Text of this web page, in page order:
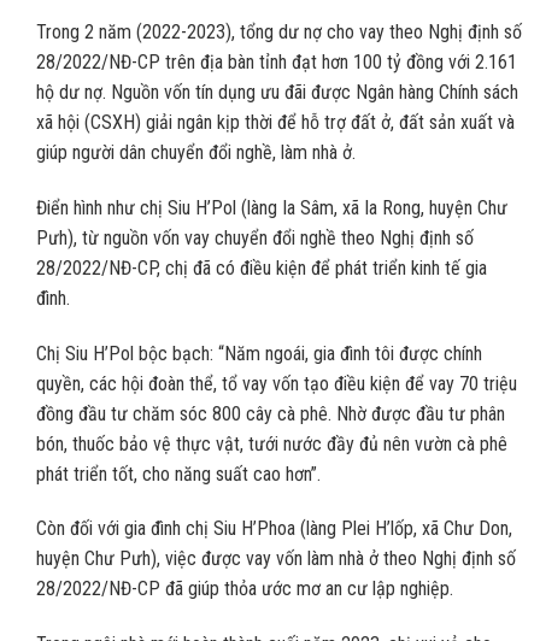
Trong 2 năm (2022-2023), tổng dư nợ cho vay theo Nghị định số
28/2022/NĐ-CP trên địa bàn tỉnh đạt hơn 100 tỷ đồng với 2.161
hộ dư nợ. Nguồn vốn tín dụng ưu đãi được Ngân hàng Chính sách
xã hội (CSXH) giải ngân kịp thời để hỗ trợ đất ở, đất sản xuất và
giúp người dân chuyển đổi nghề, làm nhà ở.
Điển hình như chị Siu H’Pol (làng Ia Sâm, xã Ia Rong, huyện Chư
Pưh), từ nguồn vốn vay chuyển đổi nghề theo Nghị định số
28/2022/NĐ-CP, chị đã có điều kiện để phát triển kinh tế gia
đình.
Chị Siu H’Pol bộc bạch: “Năm ngoái, gia đình tôi được chính
quyền, các hội đoàn thể, tổ vay vốn tạo điều kiện để vay 70 triệu
đồng đầu tư chăm sóc 800 cây cà phê. Nhờ được đầu tư phân
bón, thuốc bảo vệ thực vật, tưới nước đầy đủ nên vườn cà phê
phát triển tốt, cho năng suất cao hơn”.
Còn đối với gia đình chị Siu H’Phoa (làng Plei H’lốp, xã Chư Don,
huyện Chư Pưh), việc được vay vốn làm nhà ở theo Nghị định số
28/2022/NĐ-CP đã giúp thỏa ước mơ an cư lập nghiệp.